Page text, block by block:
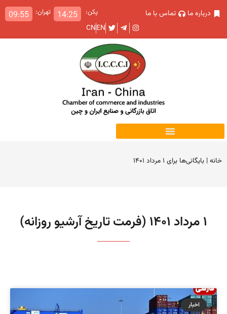
درباره ما تماس با ما پکن: 14:25 تهران: 09:55
EN
CN
خانه| بایگانی‌ها برای ۱ مرداد ۱۴۰۱
۱ مرداد ۱۴۰۱ (فرمت تاریخ آرشیو روزانه)
اخبار